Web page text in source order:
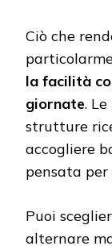
Ciò che
la facilità
giornate. Le
strutture
accogliere
pensata per
Puoi
alternare